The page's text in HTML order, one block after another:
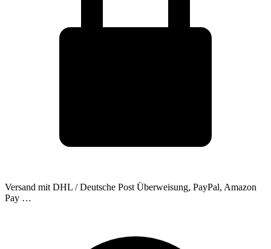
Versand mit DHL / Deutsche Post Überweisung, PayPal, Amazon
Pay …